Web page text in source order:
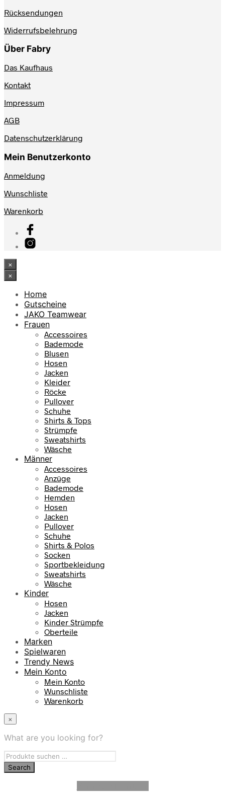
Rücksendungen
Widerrufsbelehrung
Über Fabry
Das Kaufhaus
Kontakt
Impressum
AGB
Datenschutzerklärung
Mein Benutzerkonto
Anmeldung
Wunschliste
Warenkorb
×
×
Home
Gutscheine
JAKO Teamwear
Frauen
Accessoires
Bademode
Blusen
Hosen
Jacken
Kleider
Röcke
Pullover
Schuhe
Shirts & Tops
Strümpfe
Sweatshirts
Wäsche
Männer
Accessoires
Anzüge
Bademode
Hemden
Hosen
Jacken
Pullover
Schuhe
Shirts & Polos
Socken
Sportbekleidung
Sweatshirts
Wäsche
Kinder
Hosen
Jacken
Kinder Strümpfe
Oberteile
Marken
Spielwaren
Trendy News
Mein Konto
Mein Konto
Wunschliste
Warenkorb
×
What are you looking for?